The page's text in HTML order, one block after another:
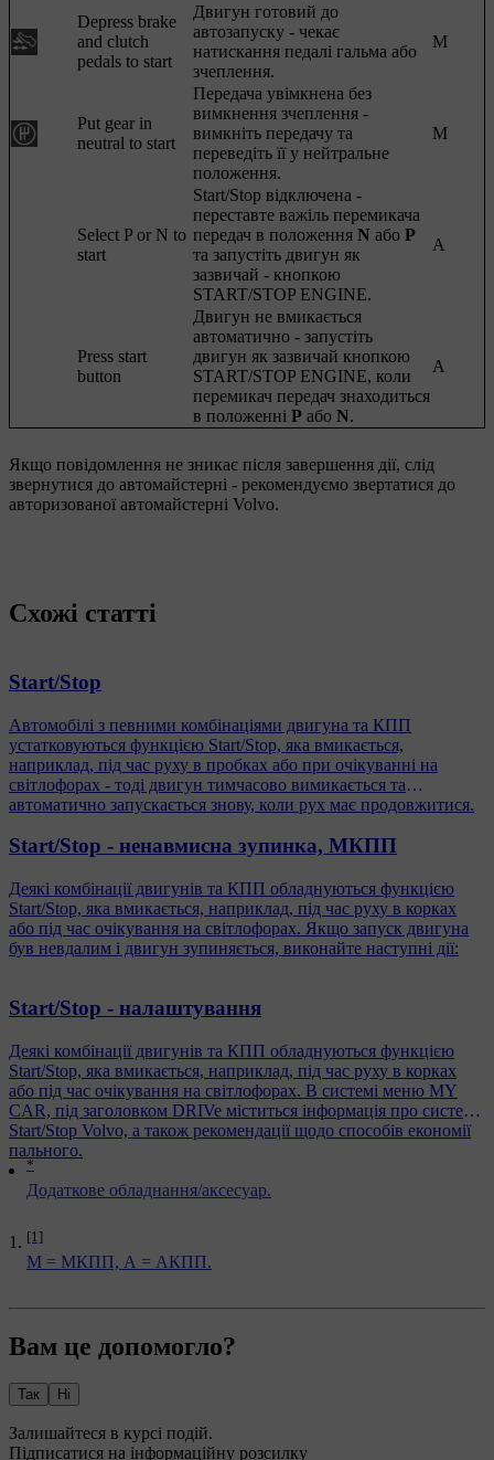
Depress brake
and clutch
pedals to start
Двигун готовий до
автозапуску - чекає
натискання педалі гальма або
зчеплення.
M
Put gear in
neutral to start
Передача увімкнена без
вимкнення зчеплення -
вимкніть передачу та
переведіть її у нейтральне
положення.
M
Select P or N to
start
Start/Stop відключена -
переставте важіль перемикача
передач в положення N або P
та запустіть двигун як
зазвичай - кнопкою
START/STOP ENGINE.
A
Press start
button
Двигун не вмикається
автоматично - запустіть
двигун як зазвичай кнопкою
START/STOP ENGINE, коли
перемикач передач знаходиться
в положенні P або N.
A
Якщо повідомлення не зникає після завершення дії, слід
звернутися до автомайстерні - рекомендуємо звертатися до
авторизованої автомайстерні Volvo.
*
Додаткове обладнання/аксесуар.
[1]
М = МКПП, А = АКПП.
Схожі статті
Start/Stop
Автомобілі з певними комбінаціями двигуна та КПП
устатковуються функцією Start/Stop, яка вмикається,
наприклад, під час руху в пробках або при очікуванні на
світлофорах - тоді двигун тимчасово вимикається та
автоматично запускається знову, коли рух має продовжитися.
Start/Stop - ненавмисна зупинка, МКПП
Деякі комбінації двигунів та КПП обладнуються функцією
Start/Stop, яка вмикається, наприклад, під час руху в корках
або під час очікування на світлофорах. Якщо запуск двигуна
був невдалим і двигун зупиняється, виконайте наступні дії:
Start/Stop - налаштування
Деякі комбінації двигунів та КПП обладнуються функцією
Start/Stop, яка вмикається, наприклад, під час руху в корках
або під час очікування на світлофорах. В системі меню MY
CAR, під заголовком DRIVe міститься інформація про систему
Start/Stop Volvo, а також рекомендації щодо способів економії
пального.
Вам це допомогло?
Так Ні